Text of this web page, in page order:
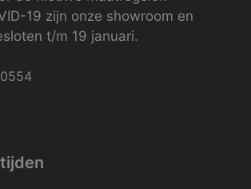
19 zijn onze showroom en
t/m 19 januari.